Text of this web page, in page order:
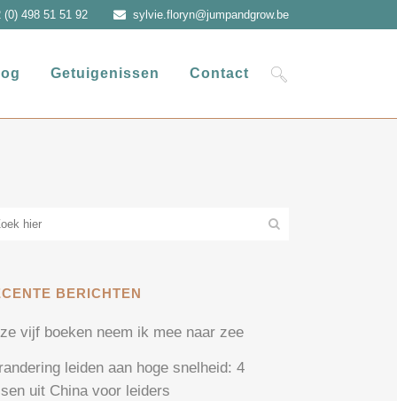
(0) 498 51 51 92 sylvie.floryn@jumpandgrow.be
Getuigenissen Contact
BERICHTEN
vijf boeken neem ik mee naar zee
leiden aan hoge snelheid: 4
uit China voor leiders